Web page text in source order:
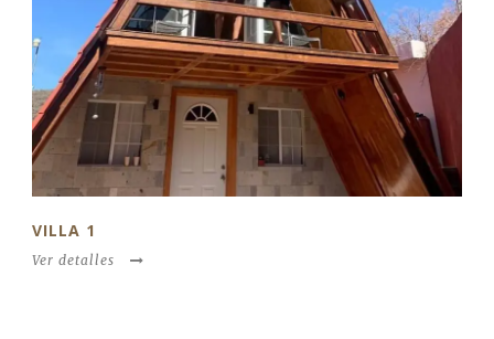
VILLA 1
Ver detalles